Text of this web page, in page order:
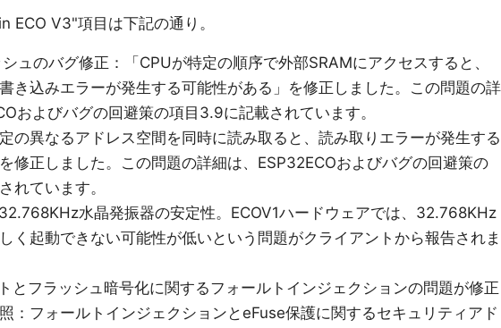
ECO V3"項目は下記の通り。
ュのバグ修正：「CPUが特定の順序で外部SRAMにアクセスすると、
き込みエラーが発生する可能性がある」を修正しました。この問題の詳
およびバグの回避策の項目3.9に記載されています。
の異なるアドレス空間を同時に読み取ると、読み取りエラーが発生する
修正しました。この問題の詳細は、ESP32ECOおよびバグの回避策の
れています。
水晶発振器の安定性。ECOV1ハードウェアでは、32.768KHz
く起動できない可能性が低いという問題がクライアントから報告されま
とフラッシュ暗号化に関するフォールトインジェクションの問題が修正
：フォールトインジェクションとeFuse保護に関するセキュリティアド